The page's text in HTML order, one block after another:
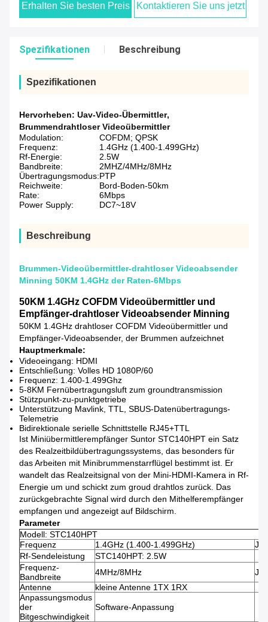
Erhalten Sie besten Preis Kontaktieren Sie uns jetzt
Spezifikationen Beschreibung
Spezifikationen
Hervorheben: Uav-Video-Übermittler,
Brummendrahtloser Videoübermittler
Modulation:
COFDM; QPSK
Frequenz:
1.4GHz (1.400-1.499GHz)
Rf-Energie:
2.5W
Bandbreite:
2MHZ/4MHz/8MHz
Übertragungsmodus:PTP
Reichweite:
Bord-Boden-50km
Rate:
6Mbps
Power Supply:
DC7~18V
Beschreibung
Brummen-Videoübermittler-drahtloser Videoabsender
Minning 50KM 1.4GHz der Raten-6Mbps
50KM 1.4GHz COFDM Videoübermittler und
Empfänger-drahtloser Videoabsender Minning
50KM 1.4GHz drahtloser COFDM Videoübermittler und
Empfänger-Videoabsender, der Brummen aufzeichnet
Hauptmerkmale:
Videoeingang: HDMI
Entschließung: Volles HD 1080P/60
Frequenz: 1.400-1.499Ghz
5-8KM Fernübertragungsluft zum groundtransmission
Stützpunkt-zu-punktgetriebe
Unterstützung Mavlink, TTL, SBUS-Datenübertragungs-
Telemetrie
Bidirektionale serielle Schnittstelle RJ45+TTL
Ist Miniübermittlerempfänger Suntor STC140HPT ein Satz
des Realzeitbildübertragungssystems, das besonders für
das Arbeiten mit Minibrummenstarrflügel bestimmt ist. Er
wandelt das Realzeitsignal von der Mini-HDMI-Kamera in Rf-
Energie um und schickt zum groud drahtlos zurück. Das
zurückgebrachte Signal wird durch den Mithelferempfänger
empfangen und angezeigt auf Bildschirm.
Parameter
Modell: STC140HPT
Frequenz
1.4GHz (1.400-1.499GHz)
Rf-Sendeleistung
STC140HPT: 2.5W
Frequenz-
Bandbreite
4MHz/8MHz
Antenne
kleine Antenne 1TX 1RX
Anpassungsmodus
der
Bitgeschwindigkeit
Software-Anpassung